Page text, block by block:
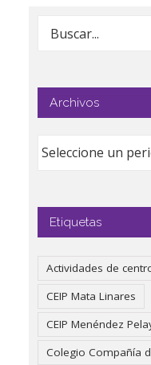
Buscar:
Archivos
Etiquetas
Actividades de
CEIP Mata Linares
CEIP Menéndez
Colegio Compañía